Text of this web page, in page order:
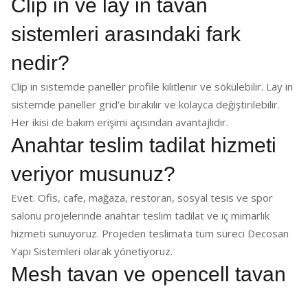
Clip in ve lay in tavan
sistemleri arasındaki fark
nedir?
Clip in sistemde paneller profile kilitlenir ve sökülebilir. Lay in
sistemde paneller grid'e bırakılır ve kolayca değiştirilebilir.
Her ikisi de bakım erişimi açısından avantajlıdır.
Anahtar teslim tadilat hizmeti
veriyor musunuz?
Evet. Ofis, cafe, mağaza, restoran, sosyal tesis ve spor
salonu projelerinde anahtar teslim tadilat ve iç mimarlık
hizmeti sunuyoruz. Projeden teslimata tüm süreci Decosan
Yapı Sistemleri olarak yönetiyoruz.
Mesh tavan ve opencell tavan